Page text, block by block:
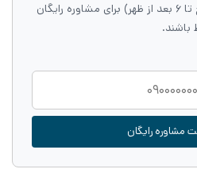
آینده در ساعت کاری (۹ صبح تا ۶ بعد از ظهر) برای مشاوره رایگان
باشند.
مشاوره رایگان